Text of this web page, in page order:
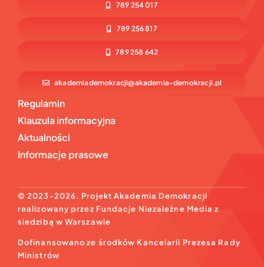
789 254 017
789 256 817
789 258 642
akademiademokracji@akademia-demokracji.pl
Regulamin
Klauzula informacyjna
Aktualności
Informacje prasowe
© 2023-2026. Projekt Akademia Demokracji
realizowany przez Fundacje Niezależne Media z
siedzibą w Warszawie
Dofinansowano ze środków Kancelarii Prezesa Rady
Ministrów